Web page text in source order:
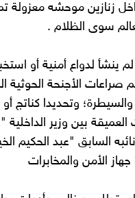
زنازين موحشه معزولة
سوى الظلام .
ينشأ لدواع أمنية أو
صراعات الأجنحة الحوثية
وتحديدا كناتج أو
بين وزير الداخلية
السابق "عبد الحكيم
جهاز الأمن والمخابرات